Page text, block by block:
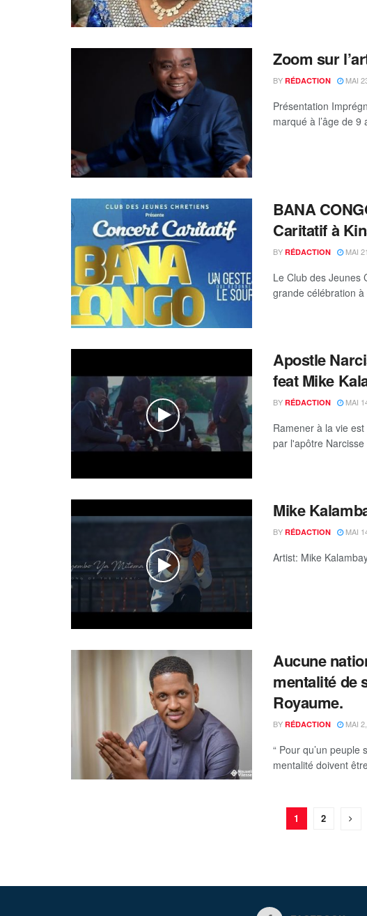
Zoom sur
BY RÉDACTION MAI
Présentation
marqué à l’âge de
BANA
Caritatif à
BY RÉDACTION MAI
Le Club des
grande célébration
Apostle
feat Mike
BY RÉDACTION MAI
Ramener à la vie
par l'apôtre
Mike
BY RÉDACTION MAI
Artist: Mike
Aucune
mentalité de
Royaume.
BY RÉDACTION MAI
“ Pour qu’un
mentalité doivent
1 2